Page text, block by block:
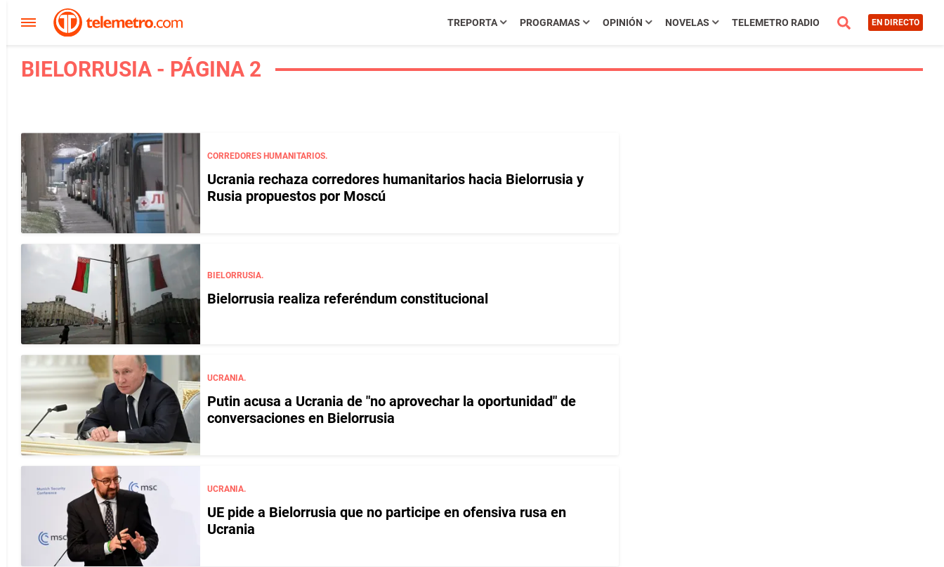
TREPORTA PROGRAMAS OPINIÓN NOVELAS TELEMETRO RADIO EN DIRECTO
BIELORRUSIA - PÁGINA 2
CORREDORES HUMANITARIOS.
Ucrania rechaza corredores humanitarios hacia Bielorrusia y
Rusia propuestos por Moscú
BIELORRUSIA.
Bielorrusia realiza referéndum constitucional
UCRANIA.
Putin acusa a Ucrania de "no aprovechar la oportunidad" de
conversaciones en Bielorrusia
UCRANIA.
UE pide a Bielorrusia que no participe en ofensiva rusa en
Ucrania